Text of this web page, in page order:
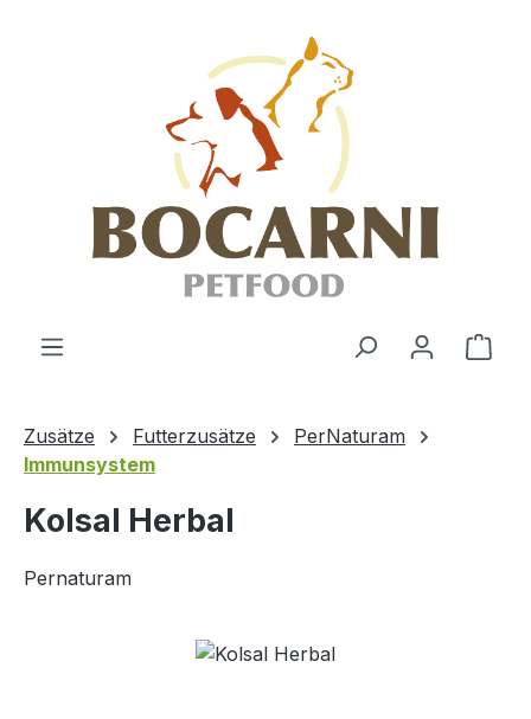
Zusätze Futterzusätze
PerNaturam
Immunsystem
Kolsal Herbal
Pernaturam
Bildergalerie überspringen